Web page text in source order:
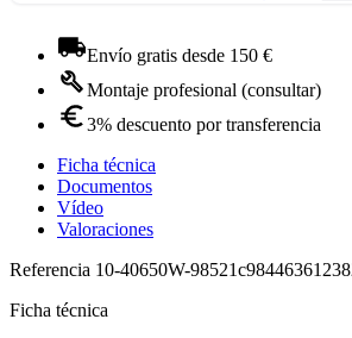
Envío gratis desde 150 €
Montaje profesional (consultar)
3% descuento por transferencia
Ficha técnica
Documentos
Vídeo
Valoraciones
Referencia 10-40650W-
Ficha técnica